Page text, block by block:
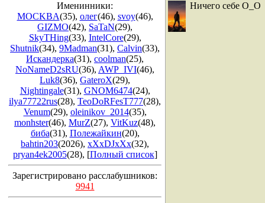
Именинники:
MOCKBA(35), олег(46), svoy(46),
GIZMO(42), SaTaN(29),
SkyTHing(33), IntelCore(29),
Shutnik(34), 9Madman(31), Calvin(33),
Искандерка(31), coolman(25),
NoNameD2sRU(36), AWP_IVI(46),
Luk8(36), GateroX(29),
Nightingale(31), GNOM6474(24),
ilya77722rus(28), TeoDoRFesT777(28),
Venum(29), oleinikov_2014(35),
monhster(46), MurZ(27), VitKuz(48),
биба(31), Полежайкин(20),
bahtin203(2026), xXxDJxXx(32),
pryan4ek2005(28), [Полный список]
Зарегистрировано расслабушников:
9941
Ничего себе О_О